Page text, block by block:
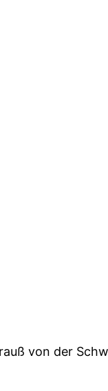
von der